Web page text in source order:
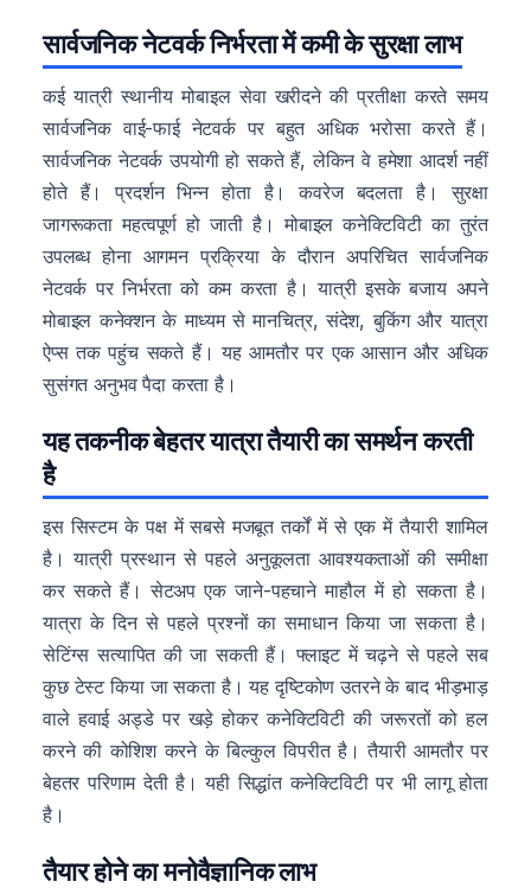
सार्वजनिक नेटवर्क निर्भरता में कमी के सुरक्षा लाभ
कई यात्री स्थानीय मोबाइल सेवा खरीदने की प्रतीक्षा करते समय
सार्वजनिक वाई-फाई नेटवर्क पर बहुत अधिक भरोसा करते हैं।
सार्वजनिक नेटवर्क उपयोगी हो सकते हैं, लेकिन वे हमेशा आदर्श नहीं
होते हैं। प्रदर्शन भिन्न होता है। कवरेज बदलता है। सुरक्षा
जागरूकता महत्वपूर्ण हो जाती है। मोबाइल कनेक्टिविटी का तुरंत
उपलब्ध होना आगमन प्रक्रिया के दौरान अपरिचित सार्वजनिक
नेटवर्क पर निर्भरता को कम करता है। यात्री इसके बजाय अपने
मोबाइल कनेक्शन के माध्यम से मानचित्र, संदेश, बुकिंग और यात्रा
ऐप्स तक पहुंच सकते हैं। यह आमतौर पर एक आसान और अधिक
सुसंगत अनुभव पैदा करता है।
यह तकनीक बेहतर यात्रा तैयारी का समर्थन करती
है
इस सिस्टम के पक्ष में सबसे मजबूत तर्कों में से एक में तैयारी शामिल
है। यात्री प्रस्थान से पहले अनुकूलता आवश्यकताओं की समीक्षा
कर सकते हैं। सेटअप एक जाने-पहचाने माहौल में हो सकता है।
यात्रा के दिन से पहले प्रश्नों का समाधान किया जा सकता है।
सेटिंग्स सत्यापित की जा सकती हैं। फ्लाइट में चढ़ने से पहले सब
कुछ टेस्ट किया जा सकता है। यह दृष्टिकोण उतरने के बाद भीड़भाड़
वाले हवाई अड्डे पर खड़े होकर कनेक्टिविटी की जरूरतों को हल
करने की कोशिश करने के बिल्कुल विपरीत है। तैयारी आमतौर पर
बेहतर परिणाम देती है। यही सिद्धांत कनेक्टिविटी पर भी लागू होता
है।
तैयार होने का मनोवैज्ञानिक लाभ